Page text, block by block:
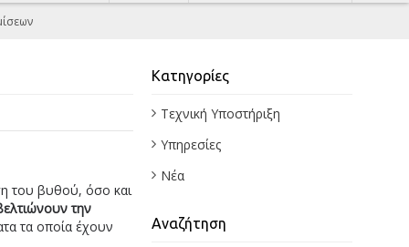
Κατηγορίες
Τεχνική Υποστήριξη
Υπηρεσίες
Νέα
Αναζήτηση
του βυθού, όσο και
την
τα οποία έχουν